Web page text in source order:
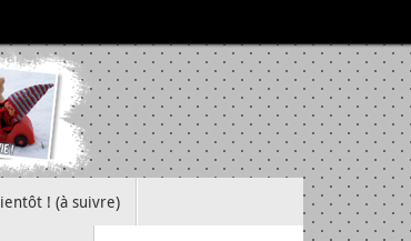
! (à suivre)
Recherche